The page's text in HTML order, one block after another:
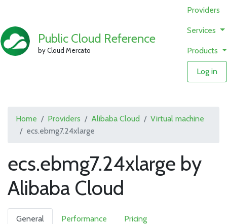
Public Cloud Reference
by Cloud Mercato
Providers
Services
Products
Log in
Home Providers Alibaba Cloud
Virtual machine
ecs.ebmg7.24xlarge
ecs.ebmg7.24xlarge by
Alibaba Cloud
General Performance Pricing